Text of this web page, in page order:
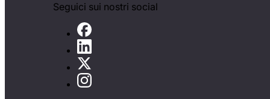
Seguici sui nostri social